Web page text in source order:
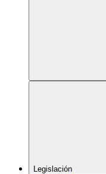
Legislación